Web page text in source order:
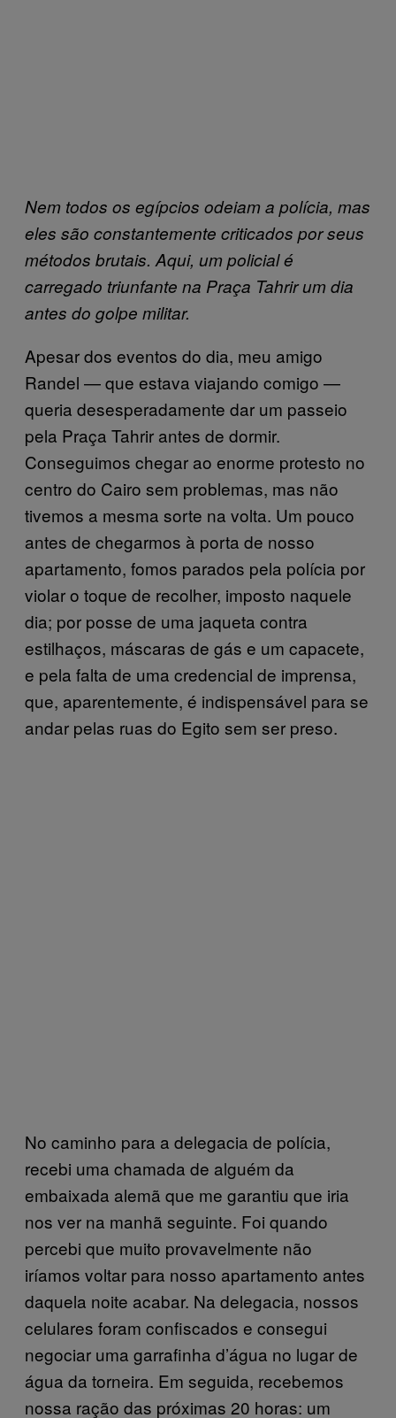
Nem todos os egípcios odeiam a polícia, mas
eles são constantemente criticados por seus
métodos brutais. Aqui, um policial é
carregado triunfante na Praça Tahrir um dia
antes do golpe militar.
Apesar dos eventos do dia, meu amigo
Randel — que estava viajando comigo —
queria desesperadamente dar um passeio
pela Praça Tahrir antes de dormir.
Conseguimos chegar ao enorme protesto no
centro do Cairo sem problemas, mas não
tivemos a mesma sorte na volta. Um pouco
antes de chegarmos à porta de nosso
apartamento, fomos parados pela polícia por
violar o toque de recolher, imposto naquele
dia; por posse de uma jaqueta contra
estilhaços, máscaras de gás e um capacete,
e pela falta de uma credencial de imprensa,
que, aparentemente, é indispensável para se
andar pelas ruas do Egito sem ser preso.
No caminho para a delegacia de polícia,
recebi uma chamada de alguém da
embaixada alemã que me garantiu que iria
nos ver na manhã seguinte. Foi quando
percebi que muito provavelmente não
iríamos voltar para nosso apartamento antes
daquela noite acabar. Na delegacia, nossos
celulares foram confiscados e consegui
negociar uma garrafinha d’água no lugar de
água da torneira. Em seguida, recebemos
nossa ração das próximas 20 horas: um